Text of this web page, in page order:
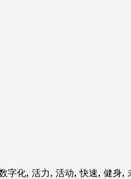
字化, 活力 , 活动,快速, 健身,